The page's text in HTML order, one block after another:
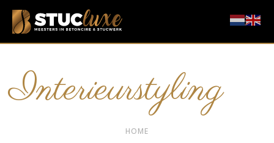
Interieurstyling
HOME